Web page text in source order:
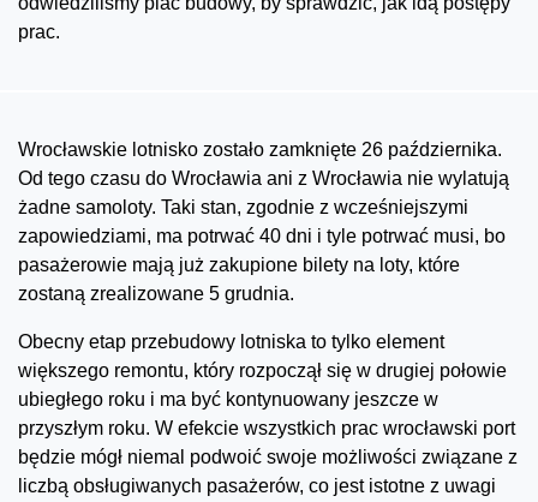
prac.
Wrocławskie lotnisko zostało zamknięte 26 października.
Od tego czasu do Wrocławia ani z Wrocławia nie wylatują
żadne samoloty. Taki stan, zgodnie z wcześniejszymi
zapowiedziami, ma potrwać 40 dni i tyle potrwać musi, bo
pasażerowie mają już zakupione bilety na loty, które
zostaną zrealizowane 5 grudnia.
Obecny etap przebudowy lotniska to tylko element
większego remontu, który rozpoczął się w drugiej połowie
ubiegłego roku i ma być kontynuowany jeszcze w
przyszłym roku. W efekcie wszystkich prac wrocławski port
będzie mógł niemal podwoić swoje możliwości związane z
liczbą obsługiwanych pasażerów, co jest istotne z uwagi